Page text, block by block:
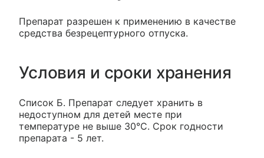
Препарат разрешен к применению в качестве
средства безрецептурного отпуска.
Условия и сроки хранения
Список Б. Препарат следует хранить в
недоступном для детей месте при
температуре не выше 30°C. Срок годности
препарата - 5 лет.